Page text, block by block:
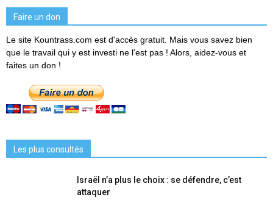
Faire un don
Le site Kountrass.com est d'accès gratuit. Mais vous savez bien
que le travail qui y est investi ne l'est pas ! Alors, aidez-vous et
faites un don !
Les plus consultés
Israël n’a plus le choix : se défendre, c’est
attaquer